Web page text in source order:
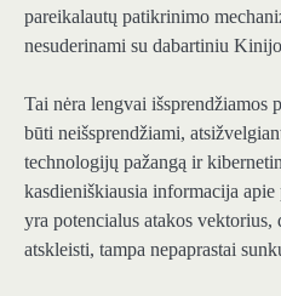
pareikalautų patikrinimo
nesuderinami su dabartiniu
Tai nėra lengvai išsprendžiamos
būti neišsprendžiami,
technologijų pažangą ir
kasdieniškiausia informacija apie
yra potencialus atakos vektorius,
atskleisti, tampa nepaprastai